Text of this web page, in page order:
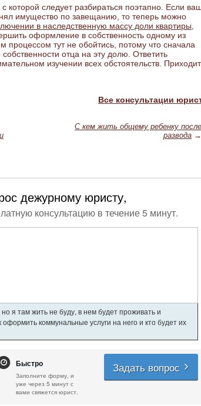
которой следует разбираться поэтапно. Если
имущество по завещанию, то теперь можно
в наследственную массу доли квартиры
оформление в собственность одному из
процессом тут не обойтись, потому что сначала
отца на эту долю. Ответить
изучении всех обстоятельств.
Все консультации
С кем жить общему ребенку после
развода →
дежурному юристу,
консультацию в течение 5 минут.
я там жить не буду, в нем будет проживать и
коммунальные услуги на него и кто будет их
Быстро
Заполните форму, и
уже через 5 минут с
вами свяжется юрист.
Задать вопрос